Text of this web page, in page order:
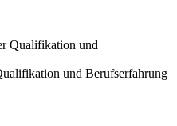
Qualifikation und
und Berufserfahrung